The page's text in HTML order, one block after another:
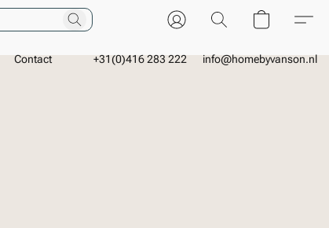
Contact +31(0)416 283 222 info@homebyvanson.nl